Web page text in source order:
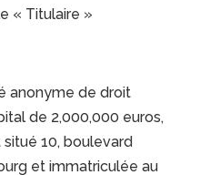
« Titulaire »
anonyme de droit
de 2,000,000 euros,
10, boulevard
et immatriculée au